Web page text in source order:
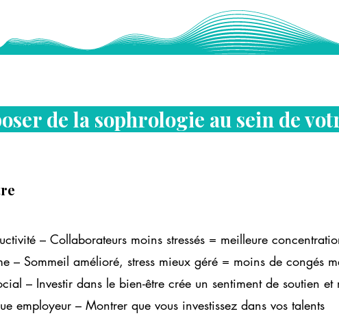
de la sophrologie au sein de
– Collaborateurs moins stressés = meilleure
– Sommeil amélioré, stress mieux géré = moins de congés
– Investir dans le bien-être crée un sentiment de soutien
employeur – Montrer que vous investissez dans vos talents